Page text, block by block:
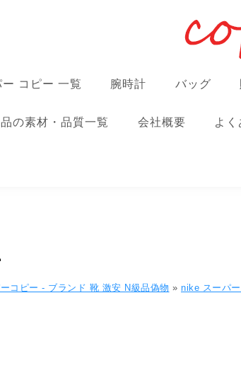
コピー 一覧 腕時計 バッグ
の素材・品質一覧 会社概要 よ
コピー - ブランド 靴 激安 N級品偽物 » nike スーパ